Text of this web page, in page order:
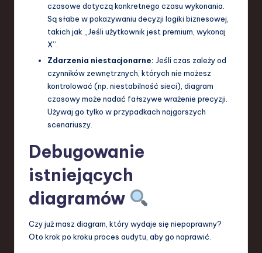
czasowe dotyczą konkretnego czasu wykonania.
Są słabe w pokazywaniu decyzji logiki biznesowej,
takich jak „Jeśli użytkownik jest premium, wykonaj
X”.
Zdarzenia niestacjonarne: Jeśli czas zależy od
czynników zewnętrznych, których nie możesz
kontrolować (np. niestabilność sieci), diagram
czasowy może nadać fałszywe wrażenie precyzji.
Używaj go tylko w przypadkach najgorszych
scenariuszy.
Debugowanie
istniejących
diagramów
Czy już masz diagram, który wydaje się niepoprawny?
Oto krok po kroku proces audytu, aby go naprawić.